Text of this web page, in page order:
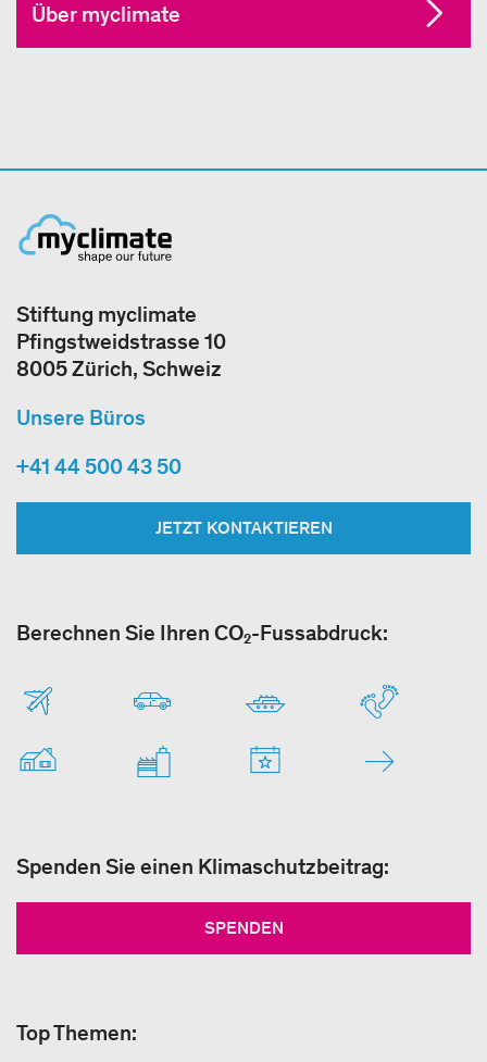
Über myclimate
Stiftung myclimate
Pfingstweidstrasse 10
8005 Zürich, Schweiz
Unsere Büros
+41 44 500 43 50
JETZT KONTAKTIEREN
Berechnen Sie Ihren CO₂-Fussabdruck:
Spenden Sie einen Klimaschutzbeitrag:
SPENDEN
Top Themen: